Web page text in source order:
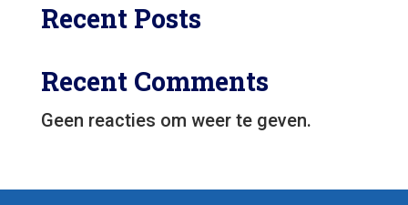
Recent Posts
Recent Comments
Geen reacties om weer te geven.